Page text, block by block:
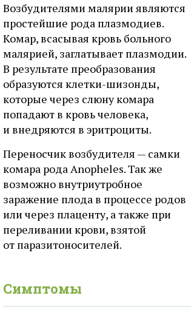
Возбудителями малярии являются
простейшие рода плазмодиев.
Комар, всасывая кровь больного
малярией, заглатывает плазмодии.
В результате преобразования
образуются клетки-шизонды,
которые через слюну комара
попадают в кровь человека,
и внедряются в эритроциты.
Переносчик возбудителя — самки
комара рода Anopheles. Так же
возможно внутриутробное
заражение плода в процессе родов
или через плаценту, а также при
переливании крови, взятой
от паразитоносителей.
Симптомы